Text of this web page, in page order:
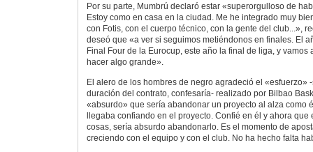
Por su parte, Mumbrú declaró estar «superorgulloso de
Estoy como en casa en la ciudad. Me he integrado muy
con Fotis, con el cuerpo técnico, con la gente del club...»,
deseó que «a ver si seguimos metiéndonos en finales. El
Final Four de la Eurocup, este año la final de liga, y vamos
hacer algo grande».
El alero de los hombres de negro agradeció el «esfuerzo»
duración del contrato, confesaría- realizado por Bilbao
«absurdo» que sería abandonar un proyecto al alza como
llegaba confiando en el proyecto. Confié en él y ahora que
cosas, sería absurdo abandonarlo. Es el momento de
creciendo con el equipo y con el club. No ha hecho falta